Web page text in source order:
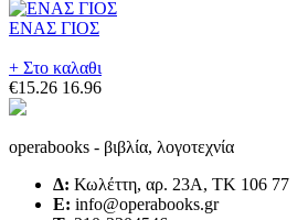
ΕΝΑΣ ΓΙΟΣ
+ Στο καλαθι
€15.26 16.96
operabooks - βιβλία, λογοτεχνία
Δ: Κωλέττη, αρ. 23Α, ΤΚ 106 77
E: info@operabooks.gr